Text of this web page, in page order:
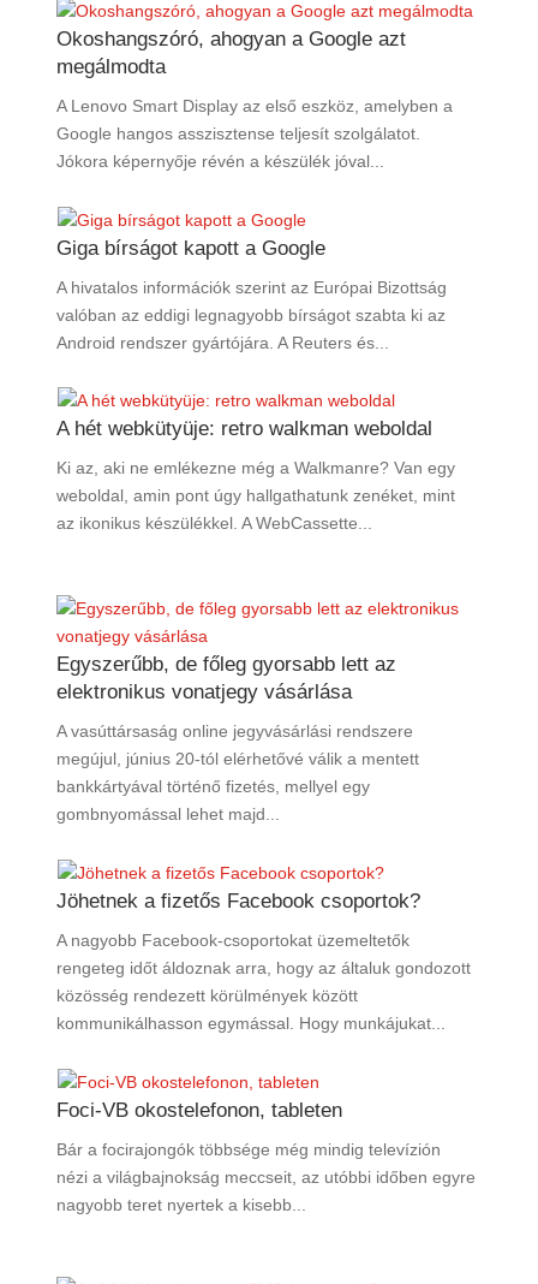
Okoshangszóró, ahogyan a Google azt
megálmodta
A Lenovo Smart Display az első eszköz, amelyben a
Google hangos asszisztense teljesít szolgálatot.
Jókora képernyője révén a készülék jóval...
Giga bírságot kapott a Google
A hivatalos információk szerint az Európai Bizottság
valóban az eddigi legnagyobb bírságot szabta ki az
Android rendszer gyártójára. A Reuters és...
A hét webkütyüje: retro walkman weboldal
Ki az, aki ne emlékezne még a Walkmanre? Van egy
weboldal, amin pont úgy hallgathatunk zenéket, mint
az ikonikus készülékkel. A WebCassette...
Egyszerűbb, de főleg gyorsabb lett az
elektronikus vonatjegy vásárlása
A vasúttársaság online jegyvásárlási rendszere
megújul, június 20-tól elérhetővé válik a mentett
bankkártyával történő fizetés, mellyel egy
gombnyomással lehet majd...
Jöhetnek a fizetős Facebook csoportok?
A nagyobb Facebook-csoportokat üzemeltetők
rengeteg időt áldoznak arra, hogy az általuk gondozott
közösség rendezett körülmények között
kommunikálhasson egymással. Hogy munkájukat...
Foci-VB okostelefonon, tableten
Bár a focirajongók többsége még mindig televízión
nézi a világbajnokság meccseit, az utóbbi időben egyre
nagyobb teret nyertek a kisebb...